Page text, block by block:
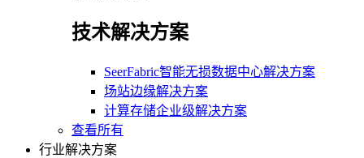
技术解决方案
SeerFabric智能无损数据中心解决方案
场站边缘解决方案
计算存储企业级解决方案
查看所有
行业解决方案